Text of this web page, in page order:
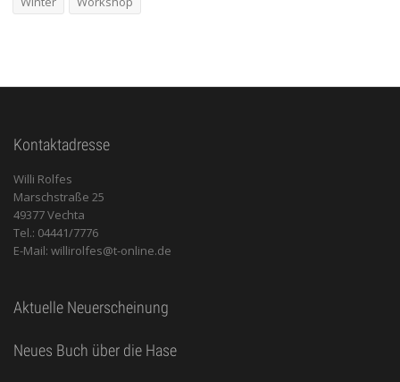
Kontaktadresse
Willi Rolfes
Marschstraße 25
49377 Vechta
Tel.: 04441/7776
E-Mail: willirolfes@t-online.de
Aktuelle Neuerscheinung
Neues Buch über die Hase